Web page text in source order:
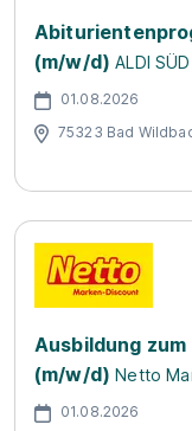
(m/w/d) ALDI SÜD
01.08.2026
75323 Bad
Ausbildung
(m/w/d) Netto
01.08.2026